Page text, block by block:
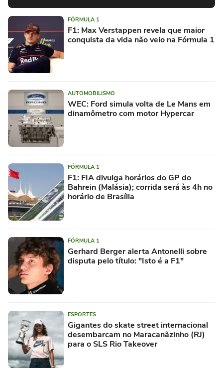
FÓRMULA 1
F1: Max Verstappen revela que maior
conquista da vida não veio na Fórmula 1
AUTOMOBILISMO
WEC: Ford simula volta de Le Mans em
dinamômetro com motor Hypercar
FÓRMULA 1
F1: FIA divulga horários do GP do
Bahrein (Malásia); corrida será às 4h no
horário de Brasília
FÓRMULA 1
Gerhard Berger alerta Antonelli sobre
disputa pelo título: "Isto é a F1"
ESPORTES
Gigantes do skate street internacional
desembarcam no Maracanãzinho (RJ)
para o SLS Rio Takeover